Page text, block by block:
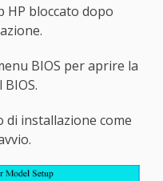
HP bloccato dopo
BIOS per aprire la
di installazione come